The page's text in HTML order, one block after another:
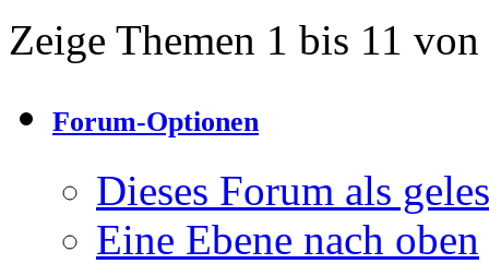
Zeige Themen 1 bis 11 von
Forum-Optionen
Dieses Forum als
Eine Ebene nach oben